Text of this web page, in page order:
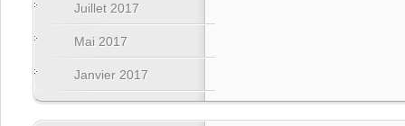
Juillet 2017
Mai 2017
Janvier 2017